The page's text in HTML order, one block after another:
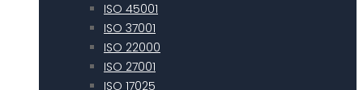
ISO 45001
ISO 37001
ISO 22000
ISO 27001
ISO 17025